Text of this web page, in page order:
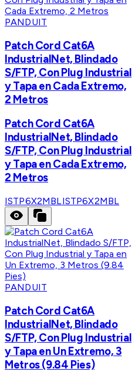
PANDUIT
Patch Cord Cat6A
IndustrialNet, Blindado
S/FTP, Con Plug Industrial
y Tapa en Cada Extremo,
2 Metros
Patch Cord Cat6A
IndustrialNet, Blindado
S/FTP, Con Plug Industrial
y Tapa en Cada Extremo,
2 Metros
ISTP6X2MBLISTP6X2MBL
PANDUIT
Patch Cord Cat6A
IndustrialNet, Blindado
S/FTP, Con Plug Industrial
y Tapa en Un Extremo, 3
Metros (9.84 Pies)